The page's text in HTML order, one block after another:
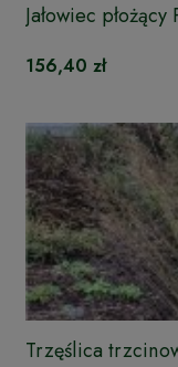
Jałowiec
156,40 zł
Trzęślica